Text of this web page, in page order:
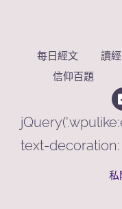
每日經文 讀
信仰百題
text-decoration:
私